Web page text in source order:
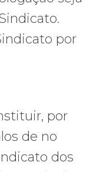
por
por
de no
dos